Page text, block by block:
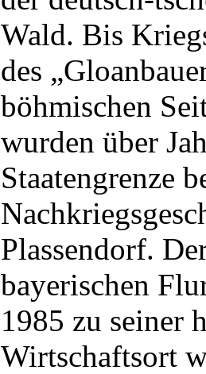
Wald. Bis
des
böhmischen
wurden über
Staatengrenze
Plassendorf.
bayerischen
1985 zu seiner
Wirtschaftsort